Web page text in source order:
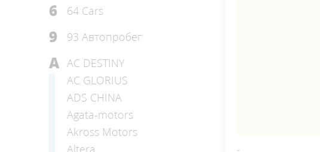
6 64 Cars
9 93 Автопробег
A AC DESTINY
AC GLORIUS
ADS CHINA
Agata-motors
Akross Motors
Altera
-